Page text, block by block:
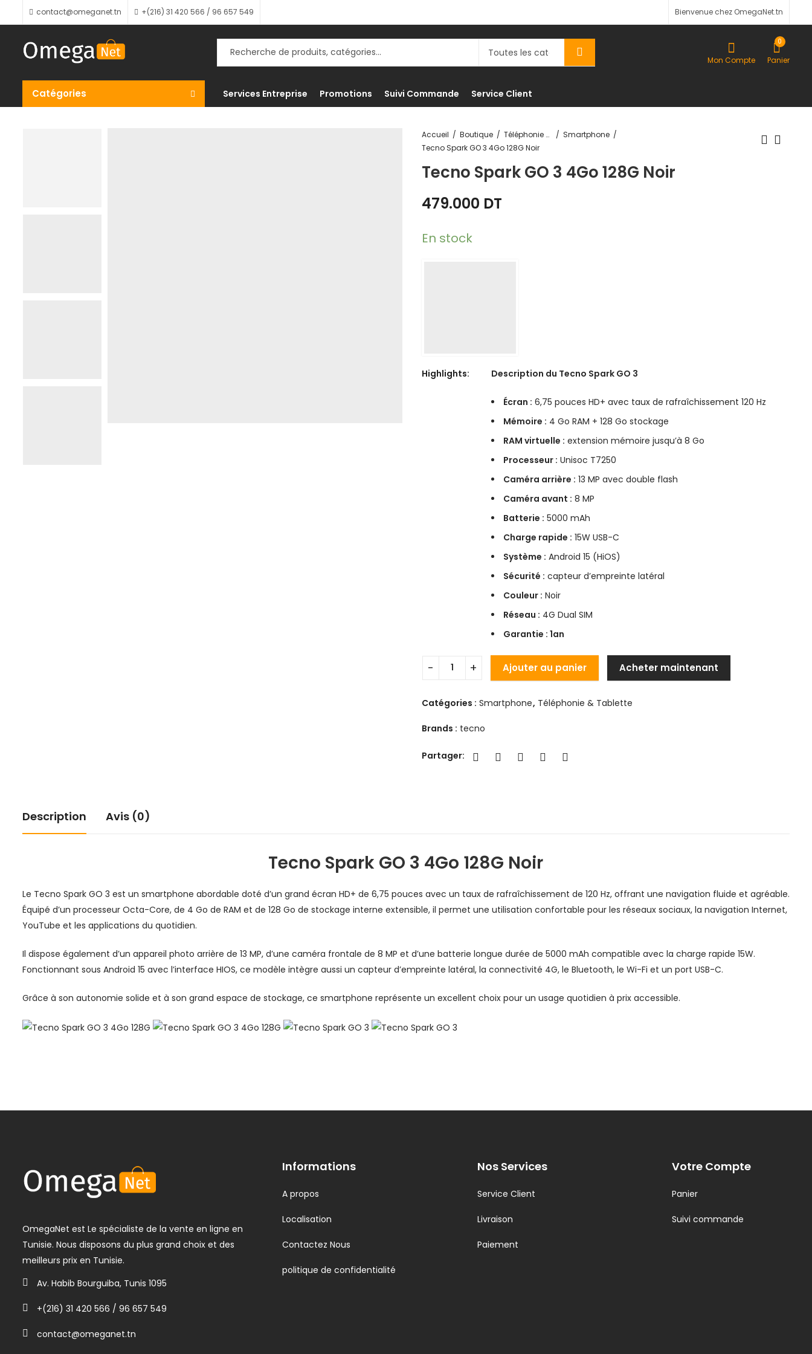
contact@omeganet.tn +(216) 31 420 566 / 96 657 549 Bienvenue chez OmegaNet.tn
Mon Compte
0
Panier
Catégories Services Entreprise Promotions Suivi Commande Service Client
Accueil Boutique Téléphonie & Tablette
Smartphone
Tecno Spark GO 3 4Go 128G Noir
Tecno Spark GO 3 4Go 128G Noir
479.000 DT
En stock
Highlights: Description du Tecno Spark GO 3
Écran : 6,75 pouces HD+ avec taux de rafraîchissement 120 Hz
Mémoire : 4 Go RAM + 128 Go stockage
RAM virtuelle : extension mémoire jusqu’à 8 Go
Processeur : Unisoc T7250
Caméra arrière : 13 MP avec double flash
Caméra avant : 8 MP
Batterie : 5000 mAh
Charge rapide : 15W USB-C
Système : Android 15 (HiOS)
Sécurité : capteur d’empreinte latéral
Couleur : Noir
Réseau : 4G Dual SIM
Garantie : 1an
Ajouter au panier Acheter maintenant
Catégories : Smartphone, Téléphonie & Tablette
Brands : tecno
Partager:
Description Avis (0)
Tecno Spark GO 3 4Go 128G Noir
Le Tecno Spark GO 3 est un smartphone abordable doté d’un grand écran HD+ de 6,75 pouces avec un taux de rafraîchissement de 120 Hz, offrant une navigation fluide et agréable.
Équipé d’un processeur Octa-Core, de 4 Go de RAM et de 128 Go de stockage interne extensible, il permet une utilisation confortable pour les réseaux sociaux, la navigation Internet,
YouTube et les applications du quotidien.
Il dispose également d’un appareil photo arrière de 13 MP, d’une caméra frontale de 8 MP et d’une batterie longue durée de 5000 mAh compatible avec la charge rapide 15W.
Fonctionnant sous Android 15 avec l’interface HIOS, ce modèle intègre aussi un capteur d’empreinte latéral, la connectivité 4G, le Bluetooth, le Wi-Fi et un port USB-C.
Grâce à son autonomie solide et à son grand espace de stockage, ce smartphone représente un excellent choix pour un usage quotidien à prix accessible.
OmegaNet est Le spécialiste de la vente en ligne en
Tunisie. Nous disposons du plus grand choix et des
meilleurs prix en Tunisie.
Av. Habib Bourguiba, Tunis 1095
+(216) 31 420 566 / 96 657 549
contact@omeganet.tn
Informations
A propos
Localisation
Contactez Nous
politique de confidentialité
Nos Services
Service Client
Livraison
Paiement
Votre Compte
Panier
Suivi commande